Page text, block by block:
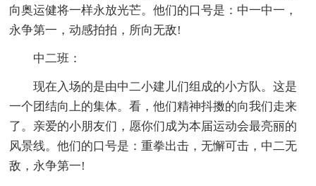
向奥运健将一样永放光芒。他们的口号是：中一中一，
永争第一，动感拍拍，所向无敌!
中二班：
现在入场的是由中二小建儿们组成的小方队。这是
一个团结向上的集体。看，他们精神抖擞的向我们走来
了。亲爱的小朋友们，愿你们成为本届运动会最亮丽的
风景线。他们的口号是：重拳出击，无懈可击，中二无
敌，永争第一!